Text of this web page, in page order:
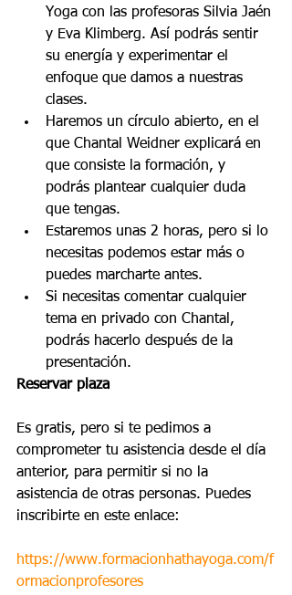
Yoga con las profesoras Silvia Jaén
y Eva Klimberg. Así podrás sentir
su energía y experimentar el
enfoque que damos a nuestras
clases.
Haremos un círculo abierto, en el
que Chantal Weidner explicará en
que consiste la formación, y
podrás plantear cualquier duda
que tengas.
Estaremos unas 2 horas, pero si lo
necesitas podemos estar más o
puedes marcharte antes.
Si necesitas comentar cualquier
tema en privado con Chantal,
podrás hacerlo después de la
presentación.
Reservar plaza
Es gratis, pero si te pedimos a
comprometer tu asistencia desde el día
anterior, para permitir si no la
asistencia de otras personas. Puedes
inscribirte en este enlace:
https://www.formacionhathayoga.com/f
ormacionprofesores